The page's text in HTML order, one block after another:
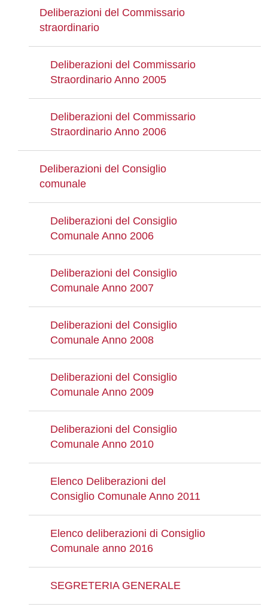
Deliberazioni del Commissario
straordinario
Deliberazioni del Commissario
Straordinario Anno 2005
Deliberazioni del Commissario
Straordinario Anno 2006
Deliberazioni del Consiglio
comunale
Deliberazioni del Consiglio
Comunale Anno 2006
Deliberazioni del Consiglio
Comunale Anno 2007
Deliberazioni del Consiglio
Comunale Anno 2008
Deliberazioni del Consiglio
Comunale Anno 2009
Deliberazioni del Consiglio
Comunale Anno 2010
Elenco Deliberazioni del
Consiglio Comunale Anno 2011
Elenco deliberazioni di Consiglio
Comunale anno 2016
SEGRETERIA GENERALE